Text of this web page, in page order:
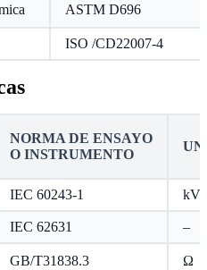
ASTM D696
ISO /CD22007-4
NORMA DE ENSAYO
O INSTRUMENTO
IEC 60243-1 kV/
IEC 62631 –
GB/T31838.3 Ω